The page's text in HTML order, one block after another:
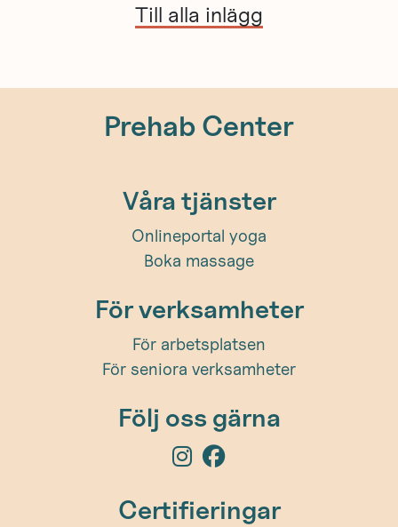
Till alla inlägg
Prehab Center
Våra tjänster
Onlineportal yoga
Boka massage
För verksamheter
För arbetsplatsen
För seniora verksamheter
Följ oss gärna
Certifieringar